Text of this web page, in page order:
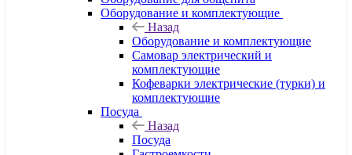
Оборудование и комплектующие
Назад
Оборудование и комплектующие
Самовар электрический и
комплектующие
Кофеварки электрические (турки) и
комплектующие
Посуда
Назад
Посуда